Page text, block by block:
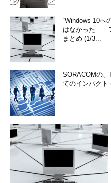
“Windows 10へ
はなかった――
まとめ (1/3...
SORACOMの
てのインパクト